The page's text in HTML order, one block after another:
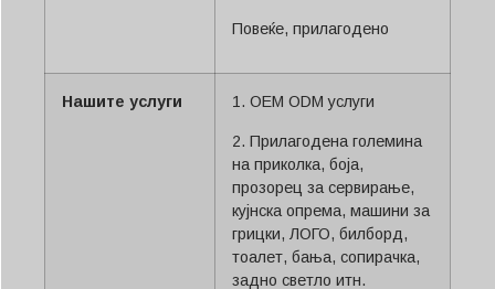
Повеќе, прилагодено
Нашите услуги 1. OEM ODM услуги
2. Прилагодена големина
на приколка, боја,
прозорец за сервирање,
кујнска опрема, машини за
грицки, ЛОГО, билборд,
тоалет, бања, сопирачка,
задно светло итн.
Slovenščina
Latviešu valoda
Dansk
Hrvatski
Norsk nynorsk
Eesti